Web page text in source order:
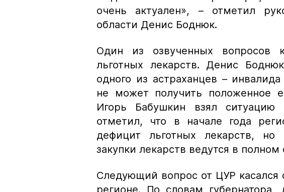
очень актуален», – отметил
области Денис Боднюк.
Один из озвученных вопросов
льготных лекарств. Денис
одного из астраханцев –
не может получить положенное
Игорь Бабушкин взял
отметил, что в начале года
дефицит льготных лекарств,
закупки лекарств ведутся в
Следующий вопрос от ЦУР касался
регионе. По словам